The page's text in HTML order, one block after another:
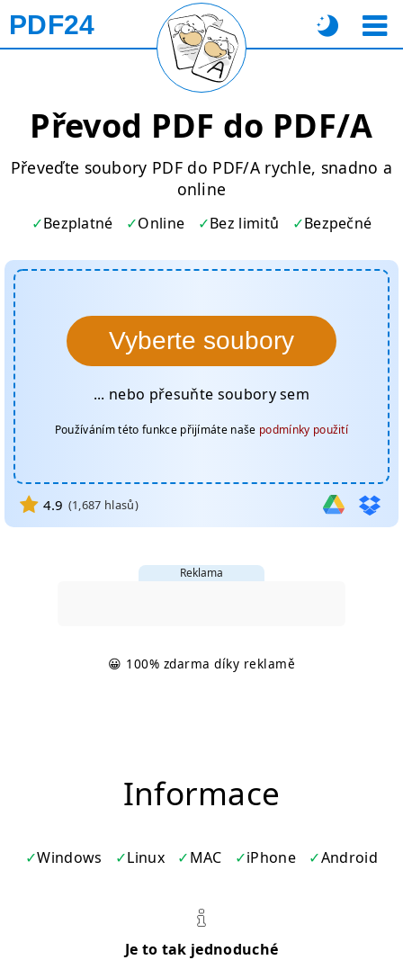
PDF24
Převod PDF do PDF/A
Převeďte soubory PDF do PDF/A rychle, snadno a
online
Bezplatné Online Bez limitů Bezpečné
Vyberte soubory
... nebo přesuňte soubory sem
Používáním této funkce přijímáte naše podmínky použití
4.9 (1,687 hlasů)
Reklama
😀 100% zdarma díky reklamě
Informace
Windows Linux MAC iPhone Android
Je to tak jednoduché